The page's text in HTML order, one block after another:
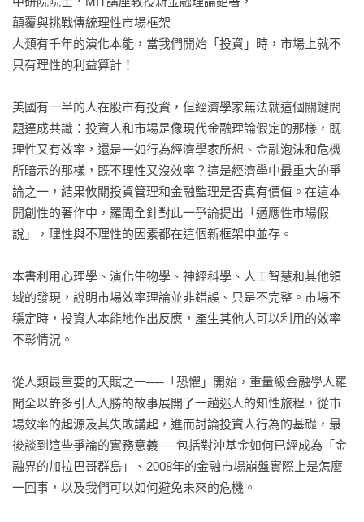
顛覆與挑戰傳統理性市場框架
人類有千年的演化本能，當我們開始「投資」時，市場上就不
只有理性的利益算計！
美國有一半的人在股市有投資，但經濟學家無法就這個關鍵問
題達成共識：投資人和市場是像現代金融理論假定的那樣，既
理性又有效率，還是一如行為經濟學家所想、金融泡沫和危機
所暗示的那樣，既不理性又沒效率？這是經濟學中最重大的爭
論之一，結果攸關投資管理和金融監理是否真有價值。在這本
開創性的著作中，羅聞全針對此一爭論提出「適應性市場假
說」，理性與不理性的因素都在這個新框架中並存。
本書利用心理學、演化生物學、神經科學、人工智慧和其他領
域的發現，說明市場效率理論並非錯誤、只是不完整。市場不
穩定時，投資人本能地作出反應，產生其他人可以利用的效率
不彰情況。
從人類最重要的天賦之一──「恐懼」開始，重量級金融學人羅
聞全以許多引人入勝的故事展開了一趟迷人的知性旅程，從市
場效率的起源及其失敗講起，進而討論投資人行為的基礎，最
後談到這些爭論的實務意義──包括對沖基金如何已經成為「金
融界的加拉巴哥群島」、2008年的金融市場崩盤實際上是怎麼
一回事，以及我們可以如何避免未來的危機。